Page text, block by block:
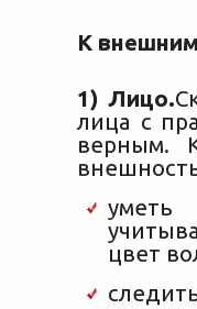
К
1) Лицо.
лица с
верным.
уметь
цвет